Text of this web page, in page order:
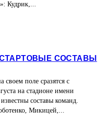
Кудрик,...
СОСТАВЫ
поле сразятся с
на стадионе имени
составы команд.
Микицей,...